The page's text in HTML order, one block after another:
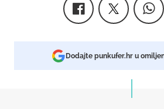
Dodajte punkufer.hr u